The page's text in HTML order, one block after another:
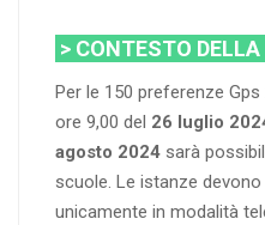
> CONTESTO DELLA
Per le 150 preferenze
ore 9,00 del 26 luglio
agosto 2024 sarà
scuole. Le istanze
unicamente in modalità